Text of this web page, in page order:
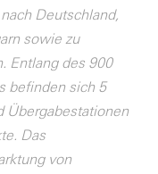
Deutschland,
sowie zu
Entlang des 900
befinden sich 5
Übergabestationen
Das
von